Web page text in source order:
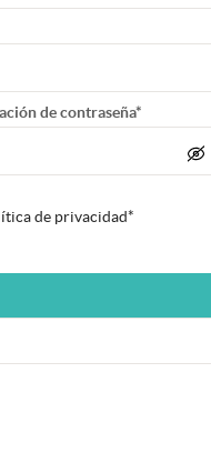
de contraseña*
de privacidad*